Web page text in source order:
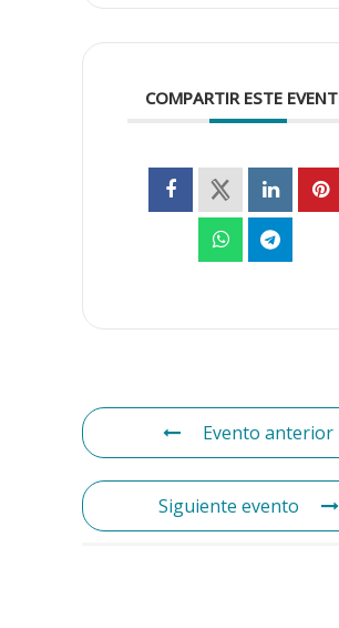
COMPARTIR ESTE
Evento anterior
Siguiente evento